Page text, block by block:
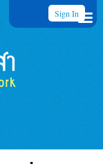
Sign In